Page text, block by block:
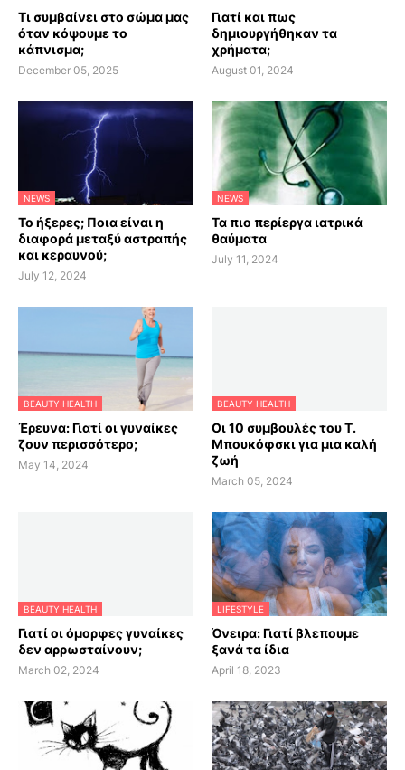
Τι συμβαίνει στο σώμα μας
όταν κόψουμε το
κάπνισμα;
December 05, 2025
Γιατί και πως
δημιουργήθηκαν τα
χρήματα;
August 01, 2024
NEWS
Το ήξερες; Ποια είναι η
διαφορά μεταξύ αστραπής
και κεραυνού;
July 12, 2024
NEWS
Τα πιο περίεργα ιατρικά
θαύματα
July 11, 2024
BEAUTY HEALTH
Έρευνα: Γιατί οι γυναίκες
ζουν περισσότερο;
May 14, 2024
BEAUTY HEALTH
Οι 10 συμβουλές του Τ.
Μπουκόφσκι για μια καλή
ζωή
March 05, 2024
BEAUTY HEALTH
Γιατί οι όμορφες γυναίκες
δεν αρρωσταίνουν;
March 02, 2024
LIFESTYLE
Όνειρα: Γιατί βλεπουμε
ξανά τα ίδια
April 18, 2023